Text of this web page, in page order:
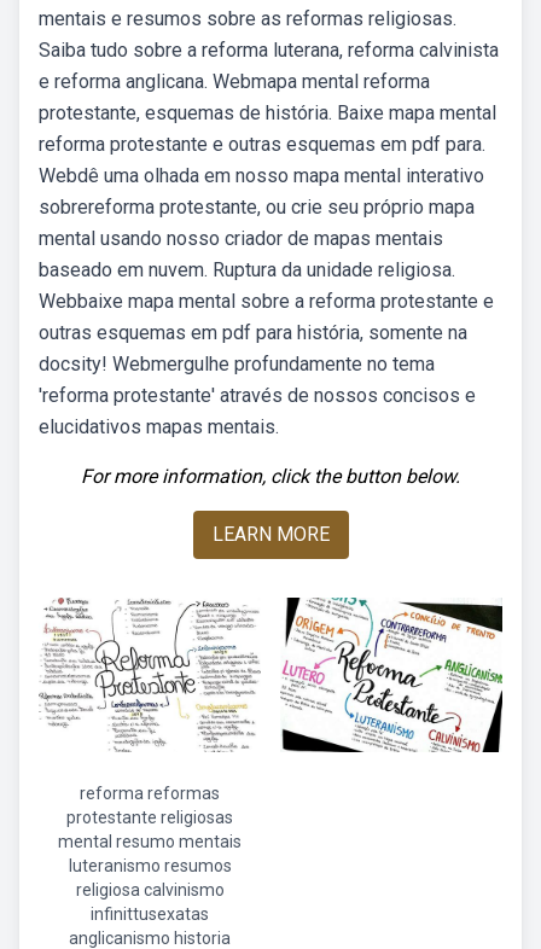
mentais e resumos sobre as reformas religiosas.
Saiba tudo sobre a reforma luterana, reforma calvinista
e reforma anglicana. Webmapa mental reforma
protestante, esquemas de história. Baixe mapa mental
reforma protestante e outras esquemas em pdf para.
Webdê uma olhada em nosso mapa mental interativo
sobrereforma protestante, ou crie seu próprio mapa
mental usando nosso criador de mapas mentais
baseado em nuvem. Ruptura da unidade religiosa.
Webbaixe mapa mental sobre a reforma protestante e
outras esquemas em pdf para história, somente na
docsity! Webmergulhe profundamente no tema
'reforma protestante' através de nossos concisos e
elucidativos mapas mentais.
For more information, click the button below.
LEARN MORE
reforma reformas
protestante religiosas
mental resumo mentais
luteranismo resumos
religiosa calvinismo
infinittusexatas
anglicanismo historia